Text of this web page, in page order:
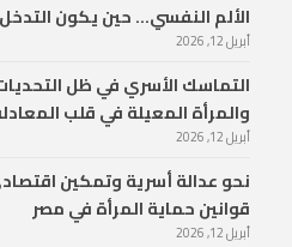
الألم النفسي… حين يكون التدخل
أبريل 12, 2026
التماسك الأسري في ظل
والمرأة المعيلة في قلب
أبريل 12, 2026
نحو عدالة أسرية وتمكين
قوانين حماية المرأة في مصر
أبريل 12, 2026